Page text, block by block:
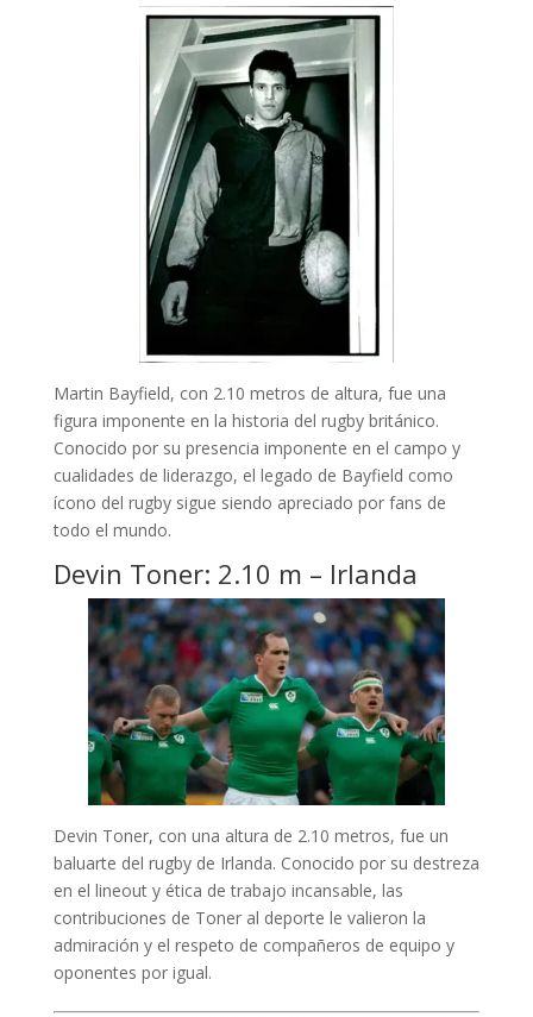
Martin Bayfield, con 2.10 metros de altura, fue una
figura imponente en la historia del rugby británico.
Conocido por su presencia imponente en el campo y
cualidades de liderazgo, el legado de Bayfield como
ícono del rugby sigue siendo apreciado por fans de
todo el mundo.
Devin Toner: 2.10 m – Irlanda
Devin Toner, con una altura de 2.10 metros, fue un
baluarte del rugby de Irlanda. Conocido por su destreza
en el lineout y ética de trabajo incansable, las
contribuciones de Toner al deporte le valieron la
admiración y el respeto de compañeros de equipo y
oponentes por igual.